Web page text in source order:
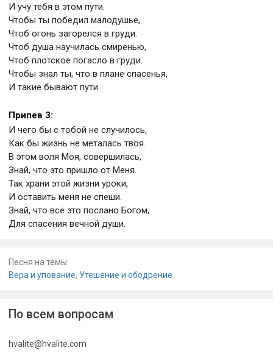
И учу тебя в этом пути.
Чтобы ты победил малодушье,
Чтоб огонь загорелся в груди.
Чтоб душа научилась смиренью,
Чтоб плотское погасло в груди.
Чтобы знал ты, что в плане спасенья,
И такие бывают пути.
Припев 3:
И чего бы с тобой не случилось,
Как бы жизнь не металась твоя.
В этом воля Моя, совершилась,
Знай, что это пришло от Меня.
Так храни этой жизни уроки,
И оставить меня не спеши.
Знай, что всё это послано Богом,
Для спасения вечной души.
Песня на темы:
Вера и упование, Утешение и ободрение
По всем вопросам
hvalite@hvalite.com